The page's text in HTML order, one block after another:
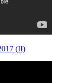
(II)